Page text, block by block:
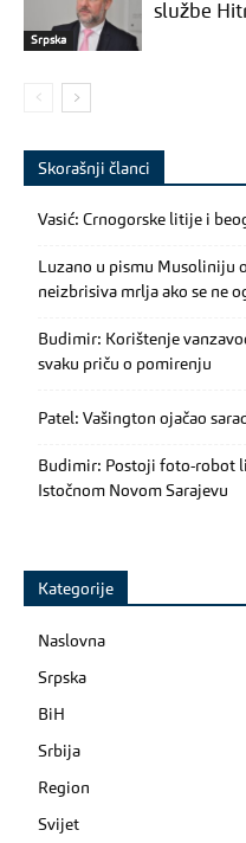
Srpska
službe
Skorašnji članci
Vasić: Crnogorske litije i
Luzano u pismu Musoliniju
neizbrisiva mrlja ako se ne
Budimir: Korištenje
svaku priču o pomirenju
Patel: Vašington ojačao
Budimir: Postoji foto-robot
Istočnom Novom Sarajevu
Kategorije
Naslovna
Srpska
BiH
Srbija
Region
Svijet